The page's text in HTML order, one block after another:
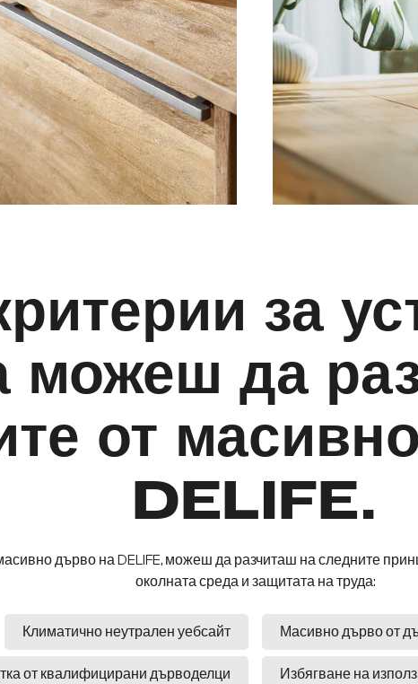
за
можеш да
от
DELIFE.
дърво на DELIFE, можеш да разчиташ на следните
околната среда и защитата на труда:
Климатично неутрален уебсайт Масивно дърво от
от квалифицирани дърводелци Избягване на